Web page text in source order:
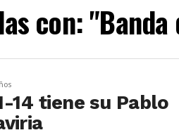
con:
14 tiene su Pablo